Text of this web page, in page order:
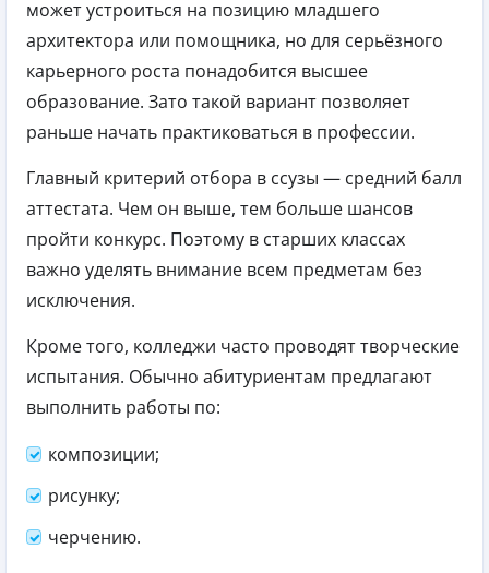
может устроиться на позицию младшего
архитектора или помощника, но для серьёзного
карьерного роста понадобится высшее
образование. Зато такой вариант позволяет
раньше начать практиковаться в профессии.
Главный критерий отбора в ссузы — средний балл
аттестата. Чем он выше, тем больше шансов
пройти конкурс. Поэтому в старших классах
важно уделять внимание всем предметам без
исключения.
Кроме того, колледжи часто проводят творческие
испытания. Обычно абитуриентам предлагают
выполнить работы по:
композиции;
рисунку;
черчению.